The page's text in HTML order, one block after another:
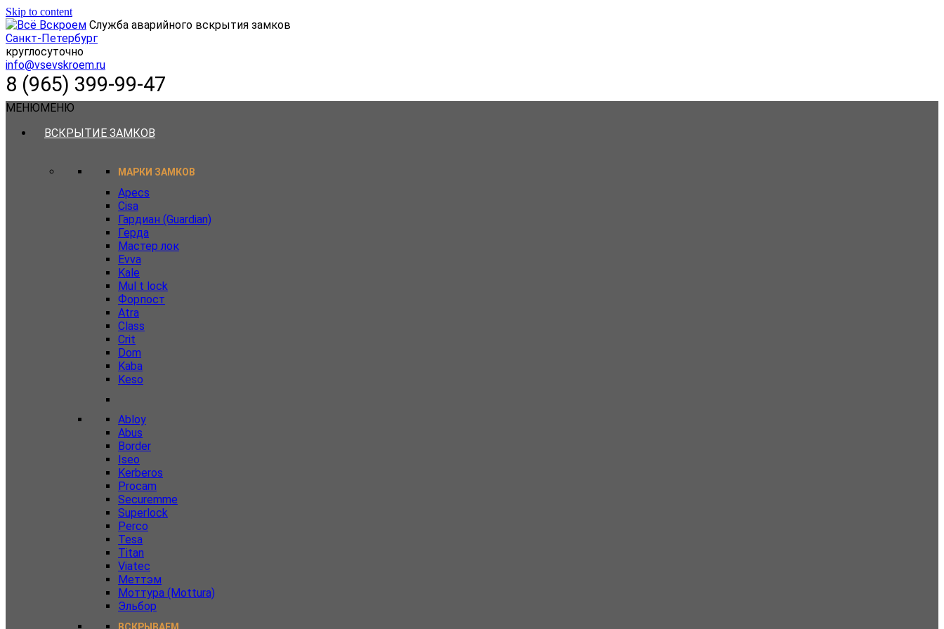
Skip to content
Служба аварийного вскрытия замков
Санкт-Петербург
круглосуточно
info@vsevskroem.ru
8 (965) 399-99-47
МЕНЮМЕНЮ
ВСКРЫТИЕ ЗАМКОВ
МАРКИ ЗАМКОВ
Apecs
Cisa
Гардиан (Guardian)
Герда
Мастер лок
Evva
Kale
Mul t lock
Форпост
Atra
Class
Crit
Dom
Kaba
Keso
Abloy
Abus
Border
Iseo
Kerberos
Procam
Securemme
Superlock
Perco
Tesa
Titan
Viatec
Меттэм
Моттура (Mottura)
Эльбор